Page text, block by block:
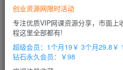
超级会员
立即购买
创业资源网限时活动
专注优质VIP网课资源分享，市面上
程这里全部都有!
超级会员：1个月19￥ 3个月29.8￥
钻石永久会员：￥98